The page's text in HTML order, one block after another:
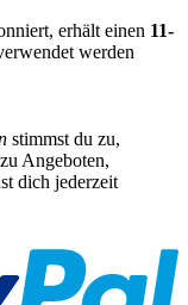
erhält einen 11-
werden
stimmst du zu,
Angeboten,
dich jederzeit